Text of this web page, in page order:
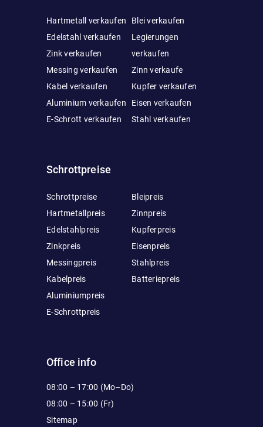
Hartmetall verkaufen
Edelstahl verkaufen
Zink verkaufen
Messing verkaufen
Kabel verkaufen
Aluminium verkaufen
E-Schrott verkaufen
Blei verkaufen
Legierungen
verkaufen
Zinn verkaufe
Kupfer verkaufen
Eisen verkaufen
Stahl verkaufen
Schrottpreise
Schrottpreise
Hartmetallpreis
Edelstahlpreis
Zinkpreis
Messingpreis
Kabelpreis
Aluminiumpreis
E-Schrottpreis
Bleipreis
Zinnpreis
Kupferpreis
Eisenpreis
Stahlpreis
Batteriepreis
Office info
08:00 – 17:00 (Mo–Do)
08:00 – 15:00 (Fr)
Sitemap